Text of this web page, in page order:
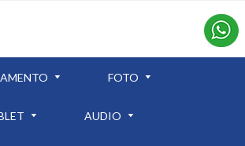
FOTO
AUDIO